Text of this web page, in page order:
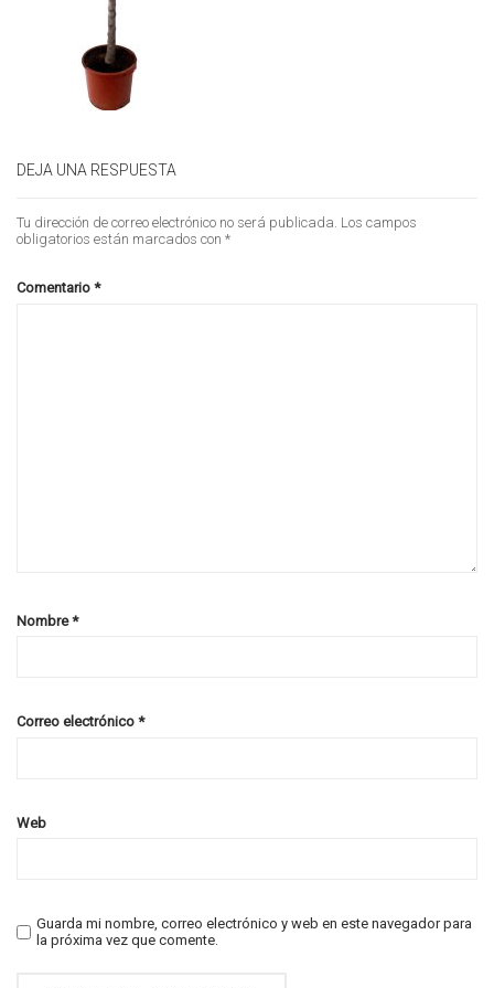
DEJA UNA RESPUESTA
Tu dirección de correo electrónico no será publicada. Los campos
obligatorios están marcados con *
Comentario *
Nombre*
Correo electrónico *
Web
Guarda mi nombre, correo electrónico y web en este navegador para
la próxima vez que comente.